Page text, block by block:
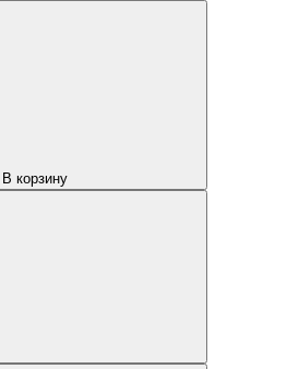
В корзину